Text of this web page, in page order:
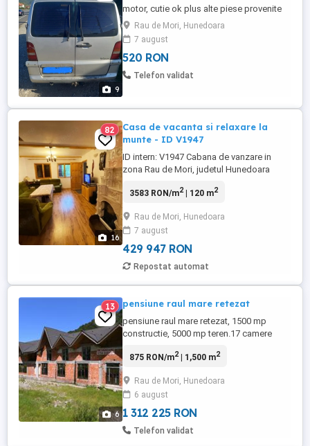
9
motor, cutie ok plus alte piese provenite
din dezmembrarea mașini prețuri
negociabile
Rau de Mori, Hunedoara
7 august
520 RON
Telefon validat
16
82
Casa de vacanta si relaxare la
munte - ID V1947
ID intern: V1947 Cabana de vanzare in
zona Rau de Mori, judetul Hunedoara
vanzare casa tip cabana, cu un regim de
avand un numar de 5 camere, cu o
suprafata utila de 120 mp si teren 235 mp.
Cabana a fost construita in anul ...
3583 RON/m2| 120 m2
Rau de Mori, Hunedoara
7 august
429 947 RON
Repostat automat
6
13 pensiune raul mare retezat
pensiune raul mare retezat, 1500 mp
constructie, 5000 mp teren.17 camere
sali restaurant)2 bucatariebirouanex,
de parcare: 50, numar bai: 20, suprafata
utila: 1500, suprafata totala: 5000,
suprafata construita: 1500, anul ...
875 RON/m2| 1,500 m2
Rau de Mori, Hunedoara
6 august
1 312 225 RON
Telefon validat